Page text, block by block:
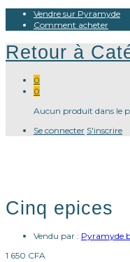
Vendre sur Pyramyde
Comment acheter
Retour à
0
0
Aucun produit dans le
Se connecter S'inscrire
Cinq epices
Vendu par : Pyramyde
1 650 CFA